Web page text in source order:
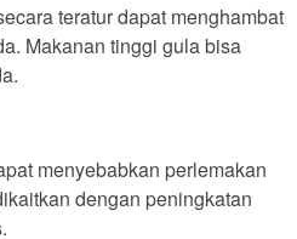
teratur dapat menghambat
Makanan tinggi gula bisa
menyebabkan perlemakan
dengan peningkatan